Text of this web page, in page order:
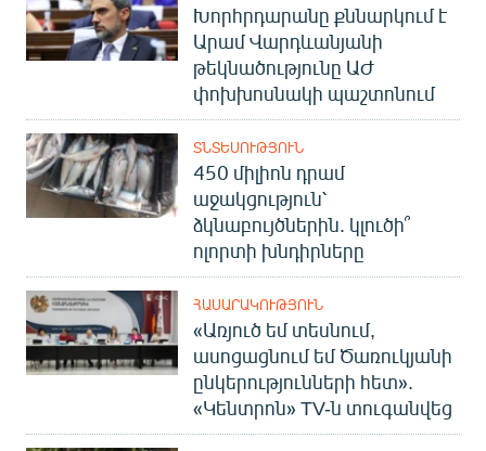
Խորհրդարանը քննարկում է
Արամ Վարդևանյանի
թեկնածությունը ԱԺ
փոխխոսնակի պաշտոնում
ՏՆՏԵՍՈՒԹՅՈՒՆ
450 միլիոն դրամ
աջակցություն՝
ձկնաբույծներին. կլուծի՞
ոլորտի խնդիրները
ՀԱՍԱՐԱԿՈՒԹՅՈՒՆ
«Առյուծ եմ տեսնում,
ասոցացնում եմ Ծառուկյանի
ընկերությունների հետ».
«Կենտրոն» TV-ն տուգանվեց